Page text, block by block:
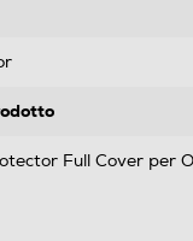
Full Cover per